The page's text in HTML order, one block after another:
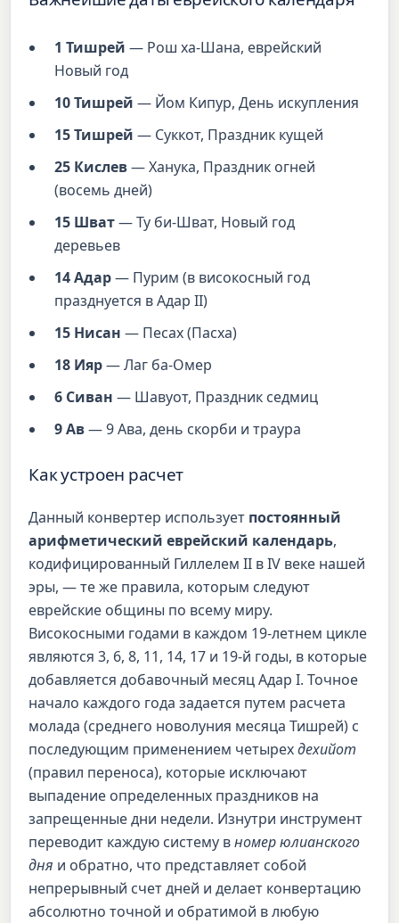
1 Тишрей — Рош ха-Шана, еврейский
Новый год
10 Тишрей — Йом Кипур, День искупления
15 Тишрей — Суккот, Праздник кущей
25 Кислев— Ханука, Праздник огней
(восемь дней)
15 Шват— Ту би-Шват, Новый год
деревьев
14 Адар— Пурим (в високосный год
празднуется в Адар II)
15 Нисан — Песах (Пасха)
18 Ияр— Лаг ба-Омер
6 Сиван — Шавуот, Праздник седмиц
9 Ав— 9 Ава, день скорби и траура
Как устроен расчет
Данный конвертер использует постоянный
арифметический еврейский календарь,
кодифицированный Гиллелем II в IV веке нашей
эры, — те же правила, которым следуют
еврейские общины по всему миру.
Високосными годами в каждом 19-летнем цикле
являются 3, 6, 8, 11, 14, 17 и 19-й годы, в которые
добавляется добавочный месяц Адар I. Точное
начало каждого года задается путем расчета
молада (среднего новолуния месяца Тишрей) с
последующим применением четырехдехийот
(правил переноса), которые исключают
выпадение определенных праздников на
запрещенные дни недели. Изнутри инструмент
переводит каждую систему вномер юлианского
дня и обратно, что представляет собой
непрерывный счет дней и делает конвертацию
абсолютно точной и обратимой в любую